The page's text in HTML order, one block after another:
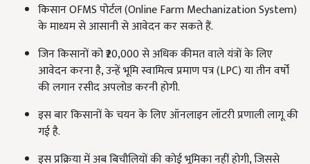
किसान OFMS पोर्टल (Online Farm Mechanization System)
के माध्यम से आसानी से आवेदन कर सकते हैं.
जिन किसानों को ₹20,000 से अधिक कीमत वाले यंत्रों के लिए
आवेदन करना है, उन्हें भूमि स्वामित्व प्रमाण पत्र (LPC) या तीन वर्षों
की लगान रसीद अपलोड करनी होगी.
इस बार किसानों के चयन के लिए ऑनलाइन लॉटरी प्रणाली लागू की
गई है.
इस प्रक्रिया में अब बिचौलियों की कोई भूमिका नहीं होगी, जिससे